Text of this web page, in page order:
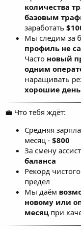
При этом у нас
количества
базовым
заработать
Мы следим за
профиль не
Частоновый
одним
наращивать
хорошие
Средняя
месяц -$800
За смену
баланса
Рекорд
предел
Мы даём
новому или
месяцпри